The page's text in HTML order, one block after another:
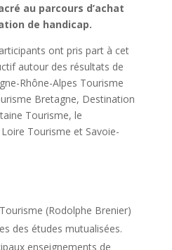
au parcours d’achat
de handicap.
ont pris part à cet
autour des résultats de
Rhône-Alpes Tourisme
Bretagne, Destination
Tourisme, le
Tourisme et Savoie-
(Rodolphe Brenier)
des études mutualisées.
enseignements de